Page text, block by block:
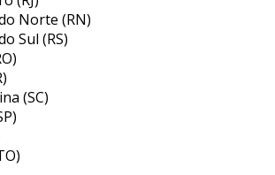
algumas das
incluem:
de energia elétrica:
esses cabos conectam
aos pontos de consumo,
que a eletricidade chegue às
empresas.
Norte (RN)
Sul (RS)
(SC)